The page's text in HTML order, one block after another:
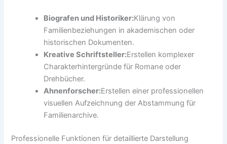
Biografen und Historiker:Klärung von
Familienbeziehungen in akademischen oder
historischen Dokumenten.
Kreative Schriftsteller:Erstellen komplexer
Charakterhintergründe für Romane oder
Drehbücher.
Ahnenforscher:Erstellen einer professionellen
visuellen Aufzeichnung der Abstammung für
Familienarchive.
Professionelle Funktionen für detaillierte Darstellung